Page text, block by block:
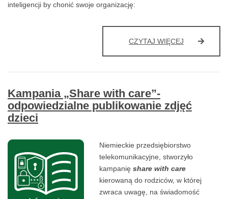
inteligencji by chonić swoje organizację:
CZYTAJ WIĘCEJ ROLA
Kampania „Share with care”-
odpowiedzialne publikowanie zdjęć
dzieci
Niemieckie przedsiębiorstwo
telekomunikacyjne, stworzyło
kampanię share with care
kierowaną do rodziców, w której
zwraca uwagę, na świadomość